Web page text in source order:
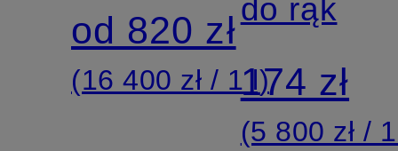
od 820 zł
(16 400 zł / 1 l)
do rąk
174 zł
(5 800 zł /